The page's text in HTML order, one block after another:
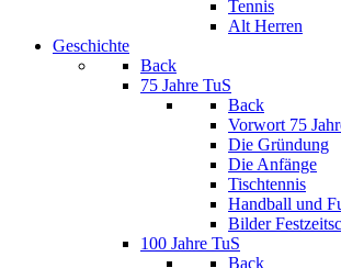
Tennis
Alt Herren
Geschichte
Back
75 Jahre TuS
Back
Vorwort 75
Die Gründung
Die Anfänge
Tischtennis
Handball und
Bilder
100 Jahre TuS
Back